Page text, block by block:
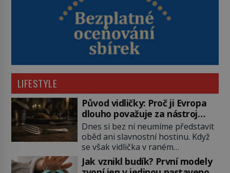
LIFESTYLE
Původ vidličky: Proč ji Evropa
dlouho považuje za nástroj
samotného satana?
Dnes si bez ní neumíme představit
oběd ani slavnostní hostinu. Když
se však vidlička v raném
středověku objevuje na evropských
stolech, vzbuzuje pohoršení,
Jak vznikl budík? První modely